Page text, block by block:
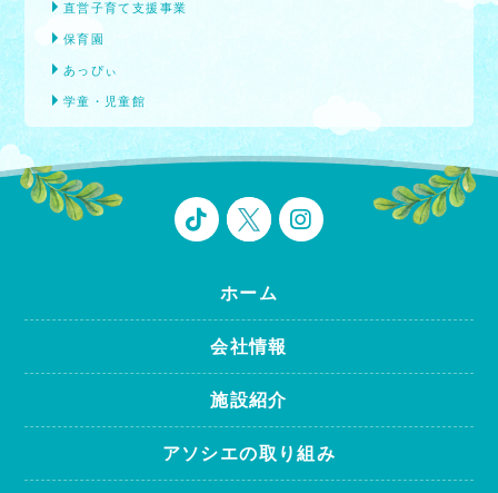
直営子育て支援事業
保育園
あっぴぃ
学童・児童館
ホーム
会社情報
施設紹介
アソシエの取り組み